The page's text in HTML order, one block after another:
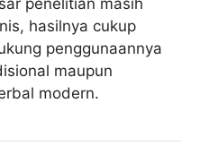
penelitian masih
hasilnya cukup
penggunaannya
maupun
modern.